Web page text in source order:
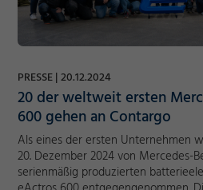
PRESSE 20.12.2024
20 der weltweit ersten
600 gehen an Contargo
Als eines der ersten Unternehmen
20. Dezember 2024 von Mercedes-
serienmäßig produzierten